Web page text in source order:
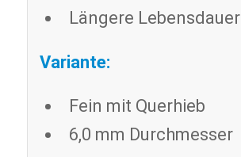
Längere Lebensdauer
Variante:
Fein mit Querhieb
6,0 mm Durchmesser